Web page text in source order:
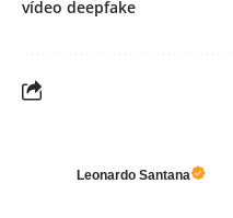
vídeo deepfake
Leonardo Santana